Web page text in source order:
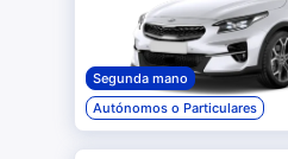
Segunda mano
Autónomos o Particulares